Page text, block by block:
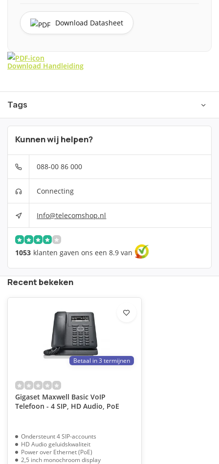
Download Datasheet
Download Handleiding
Tags
Kunnen wij helpen?
088-00 86 000
Connecting
Info@telecomshop.nl
1053 klanten gaven ons een 8.9 van
Recent bekeken
Betaal in 3 termijnen
Gigaset Maxwell Basic VoIP
Telefoon - 4 SIP, HD Audio, PoE
Ondersteunt 4 SIP-accounts
HD Audio geluidskwaliteit
Power over Ethernet (PoE)
2,5 inch monochroom display